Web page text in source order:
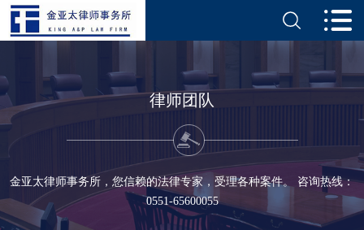
律师团队
金亚太律师事务所，您信赖的法律专家，受理各种案件。 咨询热线：
0551-65600055